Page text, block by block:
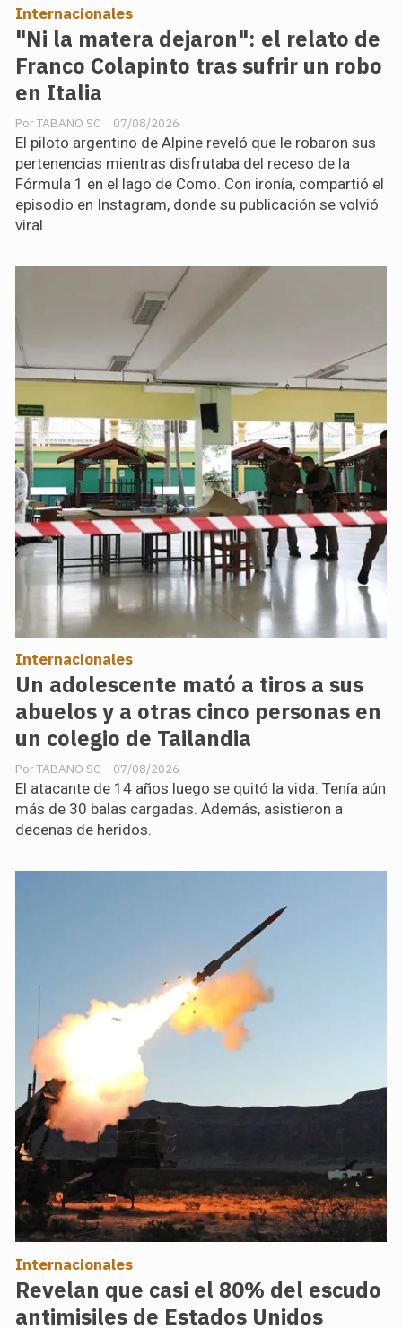
"Ni la matera dejaron": el relato de
Franco Colapinto tras sufrir un robo
en Italia
TABANO SC
Internacionales
07/08/2026
El piloto argentino de Alpine reveló que le robaron sus
pertenencias mientras disfrutaba del receso de la
Fórmula 1 en el lago de Como. Con ironía, compartió el
episodio en Instagram, donde su publicación se volvió
viral.
Un adolescente mató a tiros a sus
abuelos y a otras cinco personas en
un colegio de Tailandia
TABANO SC
Internacionales
07/08/2026
El atacante de 14 años luego se quitó la vida. Tenía aún
más de 30 balas cargadas. Además, asistieron a
decenas de heridos.
Revelan que casi el 80% del escudo
antimisiles de Estados Unidos
Internacionales